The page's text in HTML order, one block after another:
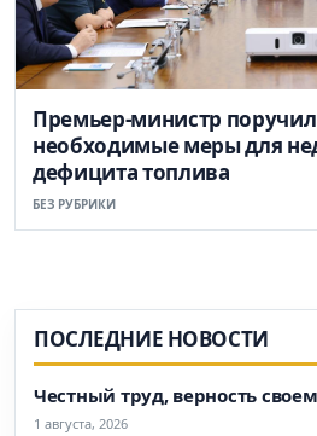
Премьер-министр поручил
необходимые меры для
дефицита топлива
БЕЗ РУБРИКИ
ПОСЛЕДНИЕ НОВОСТИ
Честный труд, верность
1 августа, 2026